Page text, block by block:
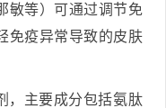
敏等）可通过调节免
免疫异常导致的皮肤
，主要成分包括氨肽